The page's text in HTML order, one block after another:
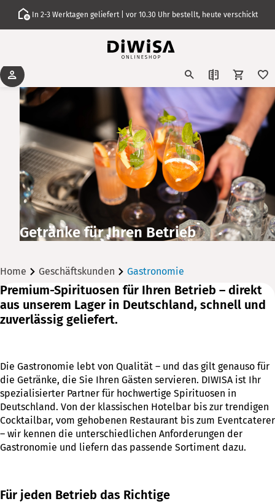
In 2-3 Werktagen geliefert | vor 10.30 Uhr bestellt, heute verschickt
Getränke für Ihren Betrieb
Home Geschäftskunden Gastronomie
Premium-Spirituosen für Ihren Betrieb – direkt
aus unserem Lager in Deutschland, schnell und
zuverlässig geliefert.
Die Gastronomie lebt von Qualität – und das gilt genauso für
die Getränke, die Sie Ihren Gästen servieren. DIWISA ist Ihr
spezialisierter Partner für hochwertige Spirituosen in
Deutschland. Von der klassischen Hotelbar bis zur trendigen
Cocktailbar, vom gehobenen Restaurant bis zum Eventcaterer
– wir kennen die unterschiedlichen Anforderungen der
Gastronomie und liefern das passende Sortiment dazu.
Für jeden Betrieb das Richtige